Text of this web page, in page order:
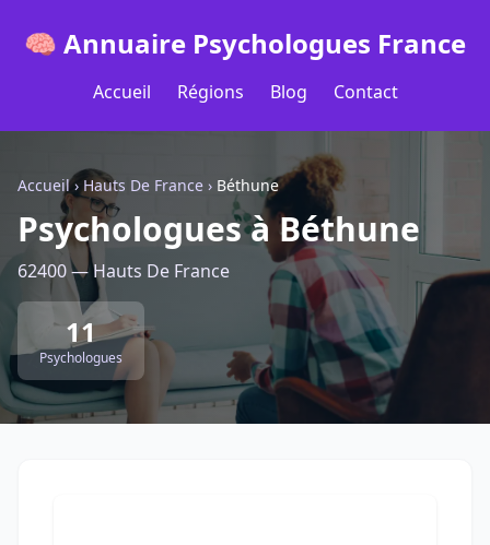
🧠 Annuaire Psychologues France
Accueil Régions Blog Contact
Accueil› Hauts De France › Béthune
Psychologues à Béthune
62400 — Hauts De France
11
Psychologues